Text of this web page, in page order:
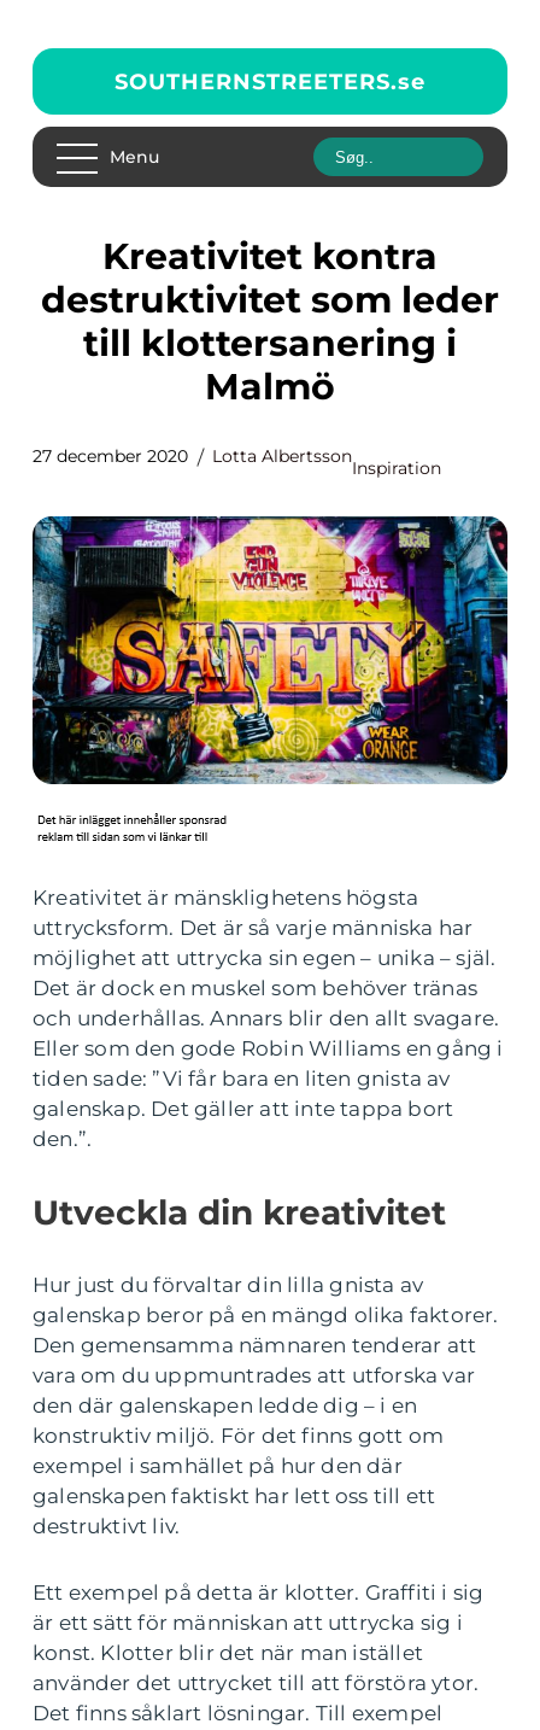
SOUTHERNSTREETERS.se
Menu
Kreativitet kontra
destruktivitet som leder
till klottersanering i
Malmö
27 december 2020 Lotta Albertsson
Inspiration
Kreativitet är mänsklighetens högsta
uttrycksform. Det är så varje människa har
möjlighet att uttrycka sin egen – unika – själ.
Det är dock en muskel som behöver tränas
och underhållas. Annars blir den allt svagare.
Eller som den gode Robin Williams en gång i
tiden sade: ”Vi får bara en liten gnista av
galenskap. Det gäller att inte tappa bort
den.”.
Utveckla din kreativitet
Hur just du förvaltar din lilla gnista av
galenskap beror på en mängd olika faktorer.
Den gemensamma nämnaren tenderar att
vara om du uppmuntrades att utforska var
den där galenskapen ledde dig – i en
konstruktiv miljö. För det finns gott om
exempel i samhället på hur den där
galenskapen faktiskt har lett oss till ett
destruktivt liv.
Ett exempel på detta är klotter. Graffiti i sig
är ett sätt för människan att uttrycka sig i
konst. Klotter blir det när man istället
använder det uttrycket till att förstöra ytor.
Det finns såklart lösningar. Till exempel